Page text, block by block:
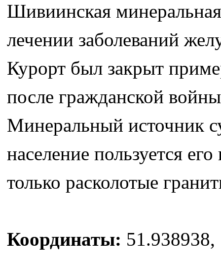
Шивиинская минеральная
лечении заболеваний
Курорт был закрыт
после гражданской
Минеральный источник
население пользуется
только расколотые
Координаты: 51.938938,